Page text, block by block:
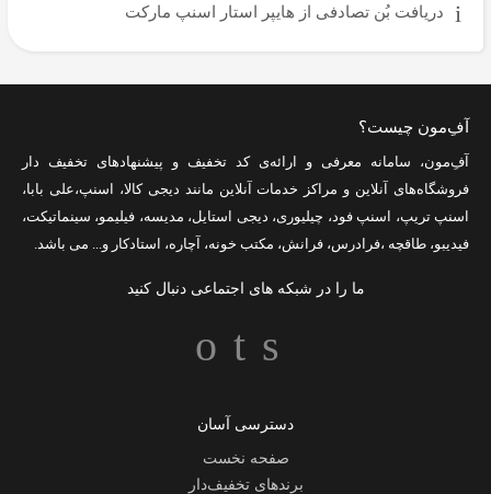
دریافت بُن تصادفی از هایپر استار اسنپ مارکت
آفِ‌مون چیست؟
آفِ‌مون، سامانه معرفی و ارائه‌یکد تخفیف و پیشنهادهای تخفیف دار
فروشگاه‌های آنلاین و مراکز خدمات آنلاین مانند دیجی کالا، اسنپ،علی بابا،
اسنپ تریپ، اسنپ فود، چیلیوری، دیجی استایل، مدیسه، فیلیمو، سینماتیکت،
فیدیبو، طاقچه ،فرادرس، فرانش، مکتب خونه، آچاره، استادکار و... می باشد.
ما را در شبکه های اجتماعی دنبال کنید
دسترسی آسان
صفحه نخست
برندهای تخفیف‌دار